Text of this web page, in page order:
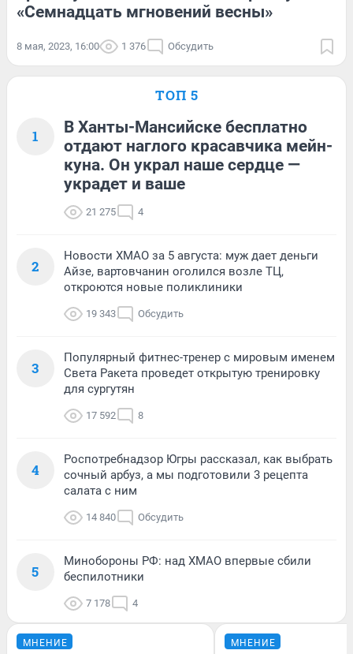
«Семнадцать мгновений весны»
8 мая, 2023, 16:00 1 376 Обсудить
ТОП 5
1
В Ханты-Мансийске бесплатно
отдают наглого красавчика мейн-
куна. Он украл наше сердце —
украдет и ваше
21 275 4
2
Новости ХМАО за 5 августа: муж дает деньги
Айзе, вартовчанин оголился возле ТЦ,
откроются новые поликлиники
19 343 Обсудить
3
Популярный фитнес-тренер с мировым именем
Света Ракета проведет открытую тренировку
для сургутян
17 592 8
4
Роспотребнадзор Югры рассказал, как выбрать
сочный арбуз, а мы подготовили 3 рецепта
салата с ним
14 840 Обсудить
5
Минобороны РФ: над ХМАО впервые сбили
беспилотники
7 178 4
МНЕНИЕ МНЕНИЕ